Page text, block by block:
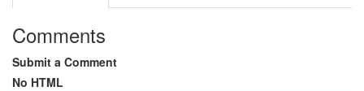
Comments
Submit a Comment
No HTML